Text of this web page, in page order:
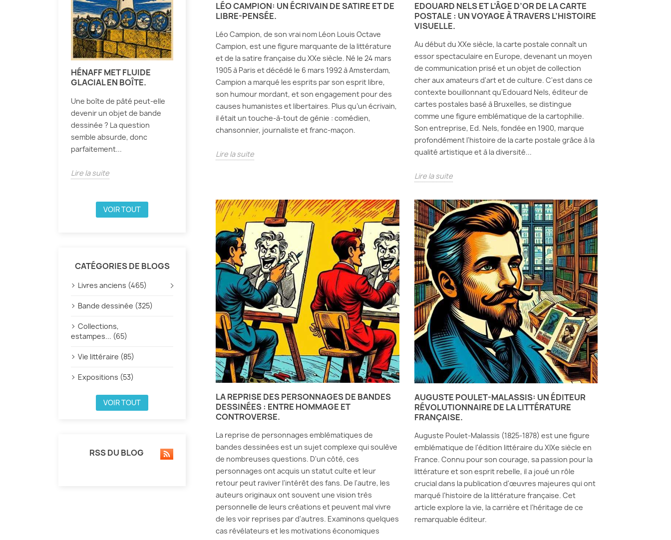
HÉNAFF MET FLUIDE
GLACIAL EN BOÎTE.
Une boîte de pâté peut-elle
devenir un objet de bande
dessinée ? La question
semble absurde, donc
parfaitement...
Lire la suite
VOIR TOUT
CATÉGORIES DE BLOGS
Livres anciens (465)
Bande dessinée (325)
Collections,
estampes... (65)
Vie littéraire (85)
Expositions (53)
VOIR TOUT
RSS DU BLOG
LÉO CAMPION: UN ÉCRIVAIN DE SATIRE ET DE
LIBRE-PENSÉE.
Léo Campion, de son vrai nom Léon Louis Octave
Campion, est une figure marquante de la littérature
et de la satire française du XXe siècle. Né le 24 mars
1905 à Paris et décédé le 6 mars 1992 à Amsterdam,
Campion a marqué les esprits par son esprit libre,
son humour mordant, et son engagement pour des
causes humanistes et libertaires. Plus qu’un écrivain,
il était un touche-à-tout de génie : comédien,
chansonnier, journaliste et franc-maçon.
Lire la suite
EDOUARD NELS ET L’ÂGE D’OR DE LA CARTE
POSTALE : UN VOYAGE À TRAVERS L’HISTOIRE
VISUELLE.
Au début du XXe siècle, la carte postale connaît un
essor spectaculaire en Europe, devenant un moyen
de communication prisé et un objet de collection
cher aux amateurs d'art et de culture. C'est dans ce
contexte bouillonnant qu'Edouard Nels, éditeur de
cartes postales basé à Bruxelles, se distingue
comme une figure emblématique de la cartophilie.
Son entreprise, Ed. Nels, fondée en 1900, marque
profondément l'histoire de la carte postale grâce à la
qualité artistique et à la diversité...
Lire la suite
LA REPRISE DES PERSONNAGES DE BANDES
DESSINÉES : ENTRE HOMMAGE ET
CONTROVERSE.
La reprise de personnages emblématiques de
bandes dessinées est un sujet complexe qui soulève
de nombreuses questions. D'un côté, ces
personnages ont acquis un statut culte et leur
retour peut raviver l'intérêt des fans. De l'autre, les
auteurs originaux ont souvent une vision très
personnelle de leurs créations et peuvent mal vivre
de les voir reprises par d'autres. Examinons quelques
cas révélateurs et les motivations économiques
AUGUSTE POULET-MALASSIS: UN ÉDITEUR
RÉVOLUTIONNAIRE DE LA LITTÉRATURE
FRANÇAISE.
Auguste Poulet-Malassis (1825-1878) est une figure
emblématique de l'édition littéraire du XIXe siècle en
France. Connu pour son courage, sa passion pour la
littérature et son esprit rebelle, il a joué un rôle
crucial dans la publication d'œuvres majeures qui ont
marqué l'histoire de la littérature française. Cet
article explore la vie, la carrière et l'héritage de ce
remarquable éditeur.